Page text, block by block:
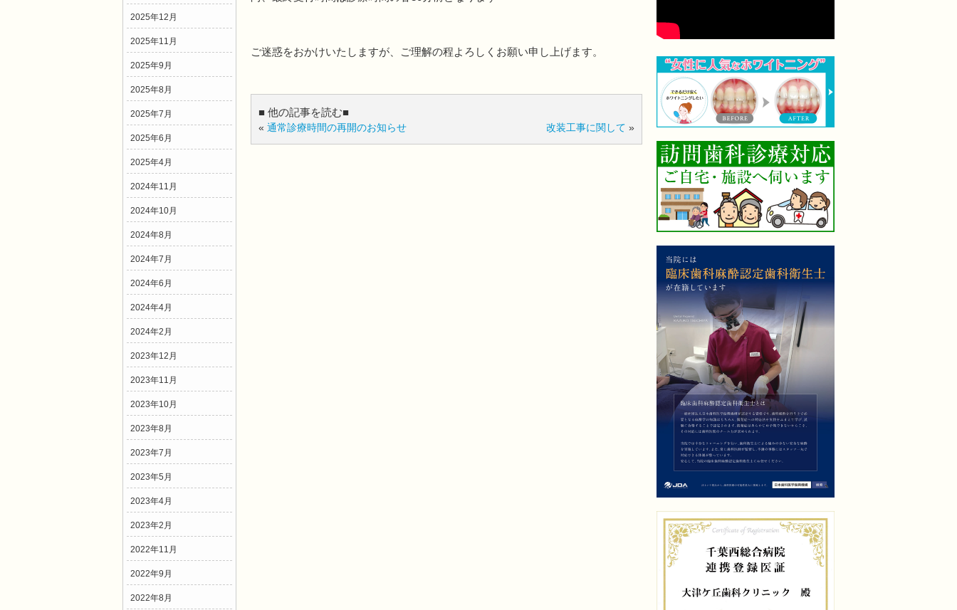
2025年12月
2025年11月
2025年9月
2025年8月
2025年7月
2025年6月
2025年4月
2024年11月
2024年10月
2024年8月
2024年7月
2024年6月
2024年4月
2024年2月
2023年12月
2023年11月
2023年10月
2023年8月
2023年7月
2023年5月
2023年4月
2023年2月
2022年11月
2022年9月
2022年8月
ご迷惑をおかけいたしますが、ご理解の程よろしくお願い申し上げます。
■ 他の記事を読む■
« 通常診療時間の再開のお知らせ 改装工事に関して »